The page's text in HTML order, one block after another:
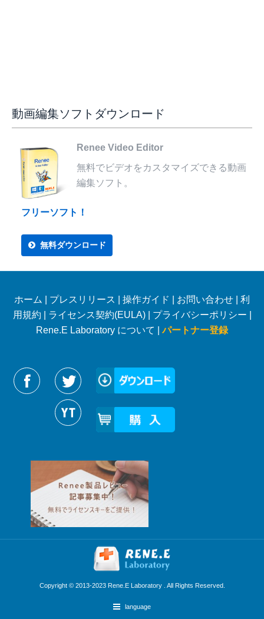
動画編集ソフトダウンロード
Renee Video Editor
無料でビデオをカスタマイズできる動画
編集ソフト。
フリーソフト！
無料ダウンロード
ホーム プレスリリース 操作ガイド お問い合わせ
利
用規約
ライセンス契約(EULA)| プライバシーポリシー
Rene.E Laboratory について |パートナー登録
Reneelabをフォローする
Copyright © 2013-2023 Rene.E Laboratory . All Rights Reserved.
language